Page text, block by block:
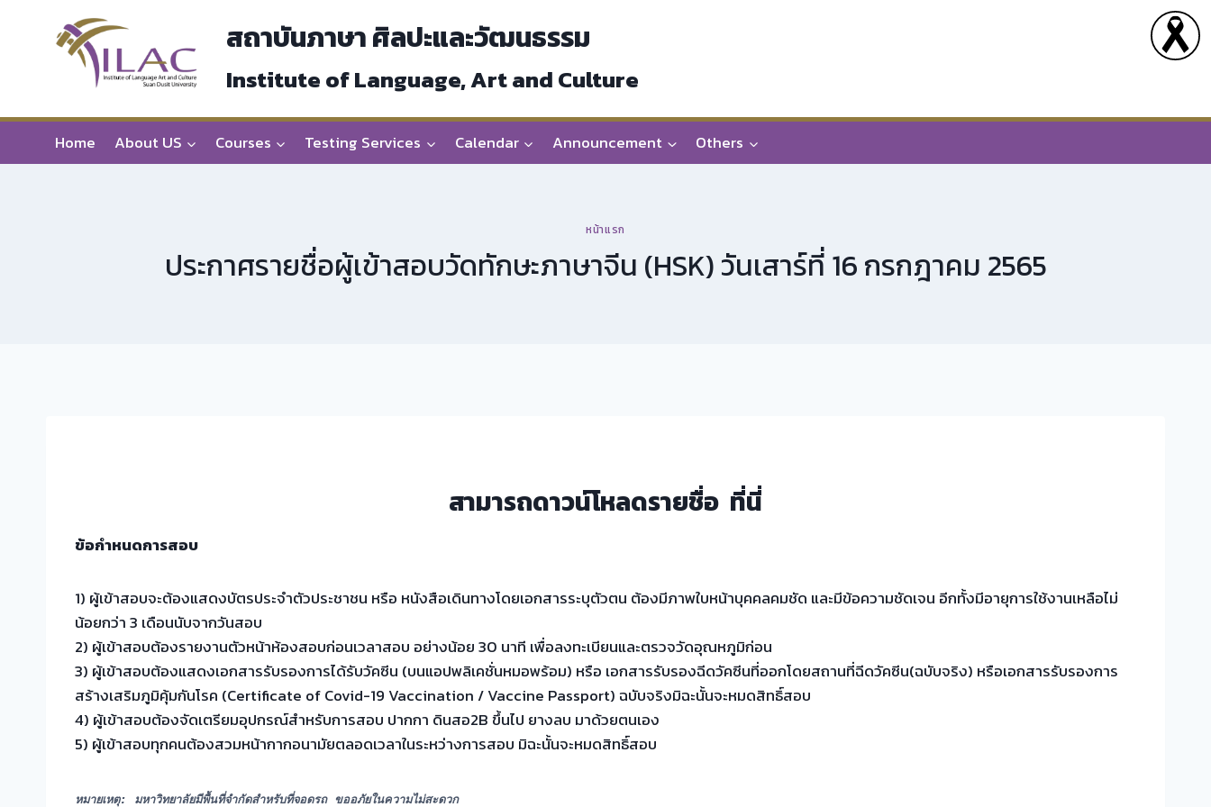
สถาบันภาษา ศิลปะและวัฒนธรรม
Institute of Language, Art and Culture
Home About US Courses Testing Services Calendar Announcement Others
หน้าแรก
ประกาศรายชื่อผู้เข้าสอบวัดทักษะภาษาจีน (HSK) วันเสาร์ที่ 16 กรกฎาคม 2565
สามารถดาวน์โหลดรายชื่อ ที่นี่
ข้อกำหนดการสอบ
1) ผู้เข้าสอบจะต้องแสดงบัตรประจำตัวประชาชน หรือ หนังสือเดินทางโดยเอกสารระบุตัวตน ต้องมีภาพใบหน้าบุคคลคมชัด และมีข้อความชัดเจน อีกทั้งมีอายุการใช้งานเหลือไม่
น้อยกว่า 3 เดือนนับจากวันสอบ
2) ผู้เข้าสอบต้องรายงานตัวหน้าห้องสอบก่อนเวลาสอบ อย่างน้อย 30 นาที เพื่อลงทะเบียนและตรวจวัดอุณหภูมิก่อน
3) ผู้เข้าสอบต้องแสดงเอกสารรับรองการได้รับวัคซีน (บนแอปพลิเคชั่นหมอพร้อม) หรือ เอกสารรับรองฉีดวัคซีนที่ออกโดยสถานที่ฉีดวัคซีน(ฉบับจริง) หรือเอกสารรับรองการ
สร้างเสริมภูมิคุ้มกันโรค (Certificate of Covid-19 Vaccination / Vaccine Passport) ฉบับจริงมิฉะนั้นจะหมดสิทธิ์สอบ
4) ผู้เข้าสอบต้องจัดเตรียมอุปกรณ์สำหรับการสอบ ปากกา ดินสอ2B ขึ้นไป ยางลบ มาด้วยตนเอง
5) ผู้เข้าสอบทุกคนต้องสวมหน้ากากอนามัยตลอดเวลาในระหว่างการสอบ มิฉะนั้นจะหมดสิทธิ์สอบ
หมายเหตุ: มหาวิทยาลัยมีพื้นที่จำกัดสำหรับที่จอดรถ ขออภัยในความไม่สะดวก